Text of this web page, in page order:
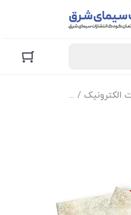
الکترونیک / نسخه الکترونیک